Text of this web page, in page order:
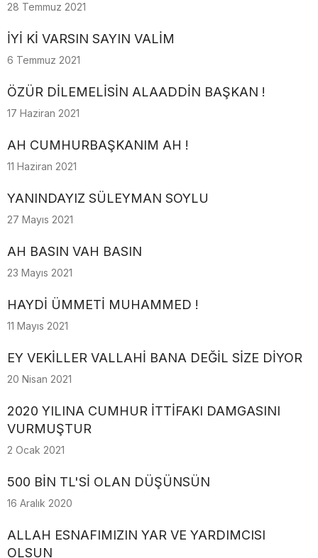
28 Temmuz 2021
İYİ Kİ VARSIN SAYIN VALİM
6 Temmuz 2021
ÖZÜR DİLEMELİSİN ALAADDİN BAŞKAN !
17 Haziran 2021
AH CUMHURBAŞKANIM AH !
11 Haziran 2021
YANINDAYIZ SÜLEYMAN SOYLU
27 Mayıs 2021
AH BASIN VAH BASIN
23 Mayıs 2021
HAYDİ ÜMMETİ MUHAMMED !
11 Mayıs 2021
EY VEKİLLER VALLAHİ BANA DEĞİL SİZE DİYOR
20 Nisan 2021
2020 YILINA CUMHUR İTTİFAKI DAMGASINI
VURMUŞTUR
2 Ocak 2021
500 BİN TL'Sİ OLAN DÜŞÜNSÜN
16 Aralık 2020
ALLAH ESNAFIMIZIN YAR VE YARDIMCISI
OLSUN